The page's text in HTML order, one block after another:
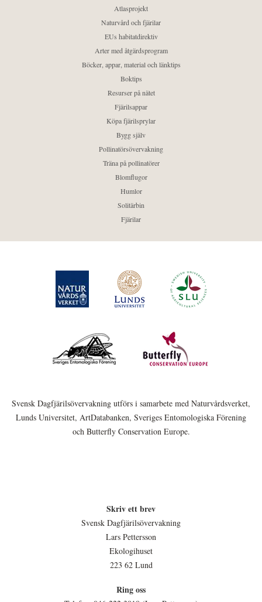
Atlasprojekt
Naturvård och fjärilar
EUs habitatdirektiv
Arter med åtgärdsprogram
Böcker, appar, material och länktips
Boktips
Resurser på nätet
Fjärilsappar
Köpa fjärilsprylar
Bygg själv
Pollinatörsövervakning
Träna på pollinatörer
Blomflugor
Humlor
Solitärbin
Fjärilar
Svensk Dagfjärilsövervakning utförs i samarbete med Naturvårdsverket,
Lunds Universitet, ArtDatabanken, Sveriges Entomologiska Förening
och Butterfly Conservation Europe.
Skriv ett brev
Svensk Dagfjärilsövervakning
Lars Pettersson
Ekologihuset
223 62 Lund
Ring oss